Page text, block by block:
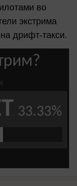
во
экстрима
дрифт-такси.